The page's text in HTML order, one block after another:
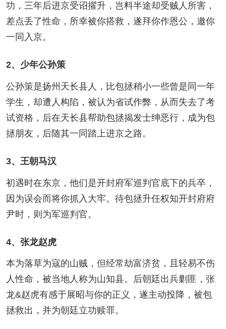
功，三年后进京受诏擢升，岂料半途却受贼人所害，
差点丢了性命，所幸被你搭救，遂拜你作恩公，邀你
一同入京。
2、少年公孙策
公孙策是扬州天长县人，比包拯稍小一些曾是同一年
学生，却遭人构陷，被认为省试作弊，从而失去了考
试资格，后在天长县帮助包拯揭发士绅恶行，成为包
拯朋友，后随其一同踏上进京之路。
3、王朝马汉
初遇时在东京，他们是开封府军巡判官底下的兵卒，
因为误会而将你抓入大牢。待包拯升任权知开封府府
尹时，则为军巡判官。
4、张龙赵虎
本为落草为寇的山贼，但经常劫富济贫，且轻易不伤
人性命，被当地人称为山知县。后朝廷出兵剿匪，张
龙&赵虎有感于展昭与你的正义，遂主动投降，被包
拯救出，并为朝廷立功赎罪。